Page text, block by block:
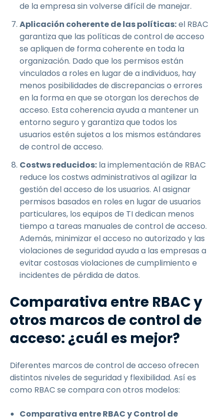
de la empresa sin volverse difícil de manejar.
Aplicación coherente de las políticas:el RBAC
garantiza que las políticas de control de acceso
se apliquen de forma coherente en toda la
organización. Dado que los permisos están
vinculados a roles en lugar de a individuos, hay
menos posibilidades de discrepancias o errores
en la forma en que se otorgan los derechos de
acceso. Esta coherencia ayuda a mantener un
entorno seguro y garantiza que todos los
usuarios estén sujetos a los mismos estándares
de control de acceso.
Costws reducidos: la implementación de RBAC
reduce los costws administrativos al agilizar la
gestión del acceso de los usuarios. Al asignar
permisos basados en roles en lugar de usuarios
particulares, los equipos de TI dedican menos
tiempo a tareas manuales de control de acceso.
Además, minimizar el acceso no autorizado y las
violaciones de seguridad ayuda a las empresas a
evitar costosas violaciones de cumplimiento e
incidentes de pérdida de datos.
Comparativa entre RBAC y
otros marcos de control de
acceso: ¿cuál es mejor?
Diferentes marcos de control de acceso ofrecen
distintos niveles de seguridad y flexibilidad. Así es
como RBAC se compara con otros modelos:
Comparativa entre RBAC y Control de